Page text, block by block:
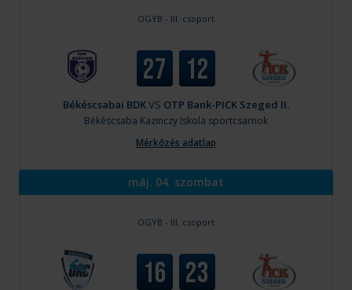
OGYB - III. csoport
27 12
Békéscsabai BDKVS OTP Bank-PICK Szeged II.
Békéscsaba Kazinczy Iskola sportcsarnok
Mérkőzés adatlap
máj. 04. szombat
OGYB - III. csoport
16 23